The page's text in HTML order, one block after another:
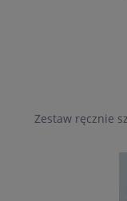
Zestaw ręcznie